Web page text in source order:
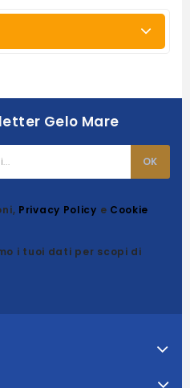
Gelo Mare
Privacy Policy e Cookie
i tuoi dati per scopi di